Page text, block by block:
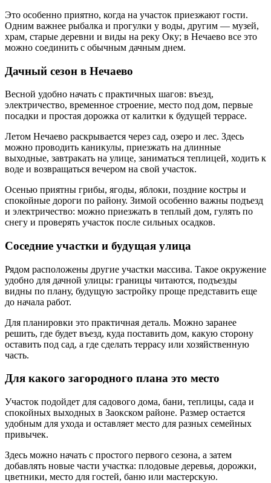
Это особенно приятно, когда на участок приезжают гости.
Одним важнее рыбалка и прогулки у воды, другим — музей,
храм, старые деревни и виды на реку Оку; в Нечаево все это
можно соединить с обычным дачным днем.
Дачный сезон в Нечаево
Весной удобно начать с практичных шагов: въезд,
электричество, временное строение, место под дом, первые
посадки и простая дорожка от калитки к будущей террасе.
Летом Нечаево раскрывается через сад, озеро и лес. Здесь
можно проводить каникулы, приезжать на длинные
выходные, завтракать на улице, заниматься теплицей, ходить к
воде и возвращаться вечером на свой участок.
Осенью приятны грибы, ягоды, яблоки, поздние костры и
спокойные дороги по району. Зимой особенно важны подъезд
и электричество: можно приезжать в теплый дом, гулять по
снегу и проверять участок после сильных осадков.
Соседние участки и будущая улица
Рядом расположены другие участки массива. Такое окружение
удобно для дачной улицы: границы читаются, подъезды
видны по плану, будущую застройку проще представить еще
до начала работ.
Для планировки это практичная деталь. Можно заранее
решить, где будет въезд, куда поставить дом, какую сторону
оставить под сад, а где сделать террасу или хозяйственную
часть.
Для какого загородного плана это место
Участок подойдет для садового дома, бани, теплицы, сада и
спокойных выходных в Заокском районе. Размер остается
удобным для ухода и оставляет место для разных семейных
привычек.
Здесь можно начать с простого первого сезона, а затем
добавлять новые части участка: плодовые деревья, дорожки,
цветники, место для гостей, баню или мастерскую.